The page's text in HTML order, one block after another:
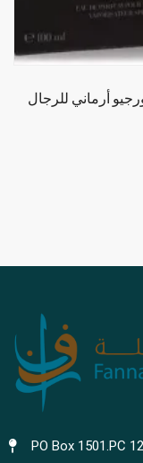
أرماني للرجال
PO Box 1501.PC